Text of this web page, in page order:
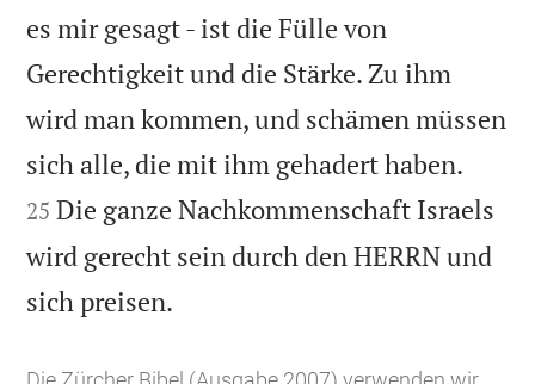
es mir gesagt - ist die Fülle von
Gerechtigkeit und die Stärke. Zu ihm
wird man kommen, und schämen müssen
sich alle, die mit ihm gehadert haben.
25 Die ganze Nachkommenschaft Israels
wird gerecht sein durch den HERRN und
sich preisen.